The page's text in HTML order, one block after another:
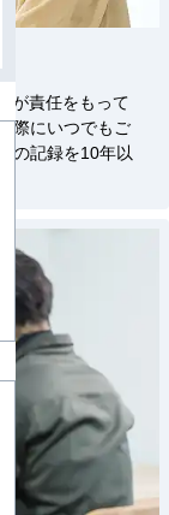
が責任をもって
際にいつでもご
の記録を10年以